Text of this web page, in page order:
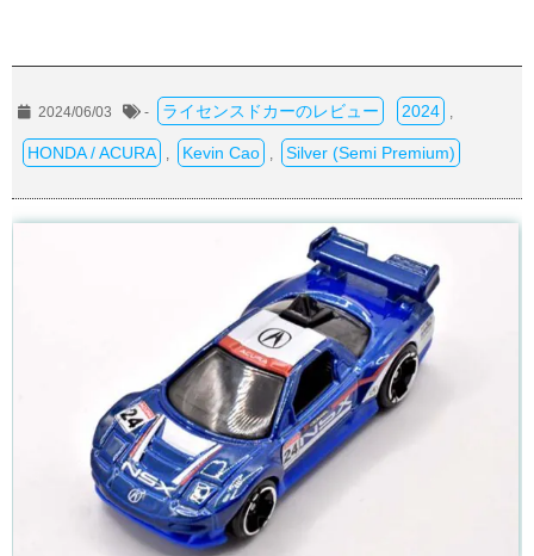
2024/06/03 - ライセンスドカーのレビュー 2024
HONDA / ACURA Kevin Cao Silver (Semi Premium)